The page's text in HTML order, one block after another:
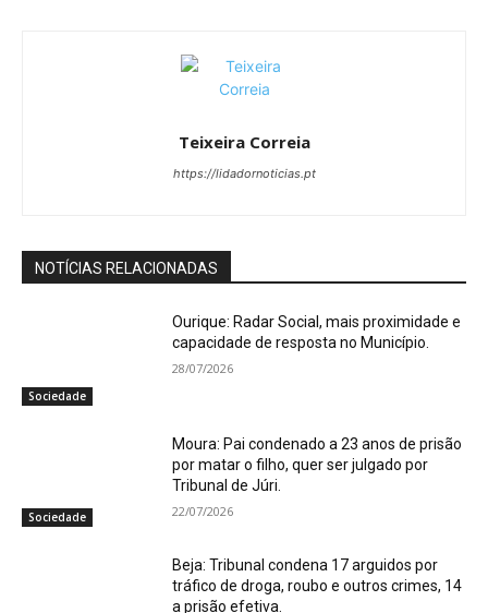
Teixeira Correia
https://lidadornoticias.pt
NOTÍCIAS RELACIONADAS
Sociedade
Ourique: Radar Social, mais proximidade e
capacidade de resposta no Município.
28/07/2026
Sociedade
Moura: Pai condenado a 23 anos de prisão
por matar o filho, quer ser julgado por
Tribunal de Júri.
22/07/2026
Beja: Tribunal condena 17 arguidos por
tráfico de droga, roubo e outros crimes, 14
a prisão efetiva.